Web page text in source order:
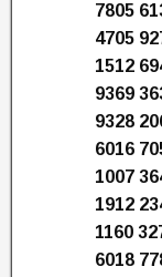
7805
4705
1512
9369
9328
6016
1007
1912
1160
6018